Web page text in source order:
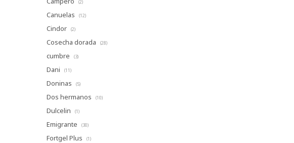
(2)
Canuelas (12)
Cindor (2)
Cosecha dorada (28)
cumbre (3)
Dani (11)
Doninas (5)
Dos hermanos (10)
Dulcelin (1)
Emigrante (30)
Fortgel Plus (1)